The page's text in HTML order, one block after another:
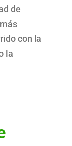
de
con la
la